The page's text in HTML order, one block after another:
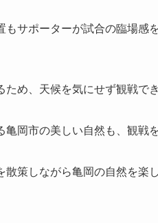
もサポーターが試合の臨場感
め、天候を気にせず観戦で
岡市の美しい自然も、観戦
策しながら亀岡の自然を楽